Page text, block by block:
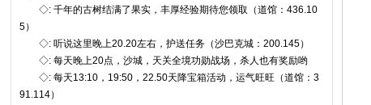
◇: 千年的古树结满了果实，丰厚经验期待您领取（道馆：436.10
5）
◇: 听说这里晚上20.20左右，护送任务（沙巴克城：200.145）
◇: 每天晚上20点，沙城，天关全境功勋战场，杀人也有奖励哟
◇: 每天13:10，19:50，22.50天降宝箱活动，运气旺旺（道馆：3
91.114）